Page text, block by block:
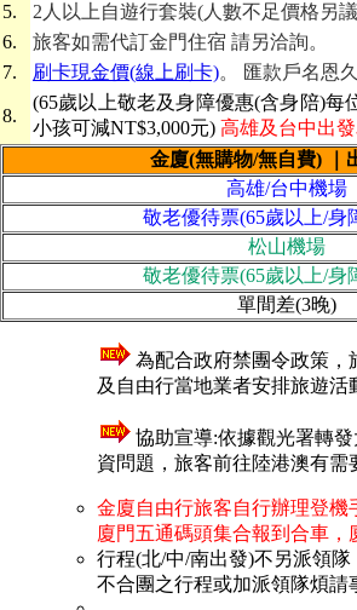
5.
2人以上自遊行套裝(人數不足價格另
6.
旅客如需代訂金門住宿 請另洽詢。
7.
刷卡現金價(線上刷卡)。 匯款戶名恩
8.
(65歲以上敬老及身障優惠(含身陪)每
小孩可減NT$3,000元) 高雄及台中出
金廈(無購物/無自費)
高雄/台中機場
敬老優待票(65歲以上/身
松山機場
敬老優待票(65歲以上/身
單間差(3晚)
為配合政府禁團令政策，
及自由行當地業者安排旅遊活
協助宣導:依據觀光署轉
資問題，旅客前往陸港澳有需
金廈自由行旅客自行辦理登
廈門五通碼頭集合報到合車，
行程(北/中/南出發)不另派領
不合團之行程或加派領隊煩請